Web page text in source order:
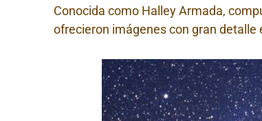
Conocida como Halley Armada,
ofrecieron imágenes con gran